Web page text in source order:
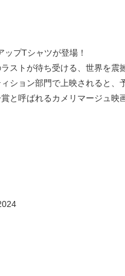
プTシャツが登場！
トが待ち受ける、世界を震
ション部門で上映されると、
と呼ばれるカメリマージュ映